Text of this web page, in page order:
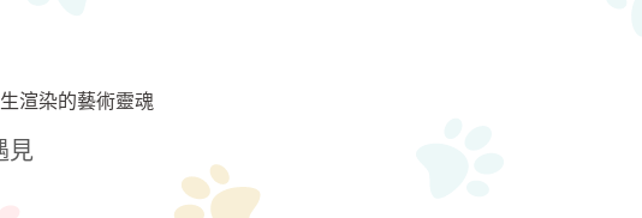
渲染的藝術靈魂
見